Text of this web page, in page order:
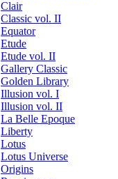
Clair
Classic vol. II
Equator
Etude
Etude vol. II
Gallery Classic
Golden Library
Illusion vol. I
Illusion vol. II
La Belle Epoque
Liberty
Lotus
Lotus Universe
Origins